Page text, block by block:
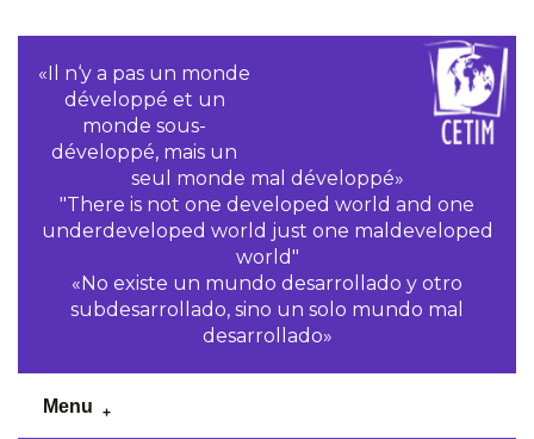
«Il n‘y a pas un monde
développé et un
monde sous-
développé, mais un
seul monde mal développé»
"There is not one developed world and one
underdeveloped world just one maldeveloped
world"
«No existe un mundo desarrollado y otro
subdesarrollado, sino un solo mundo mal
desarrollado»
Menu